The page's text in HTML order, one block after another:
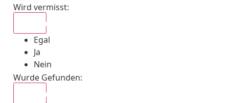
Wird vermisst:
Egal
Ja
Nein
Wurde Gefunden: